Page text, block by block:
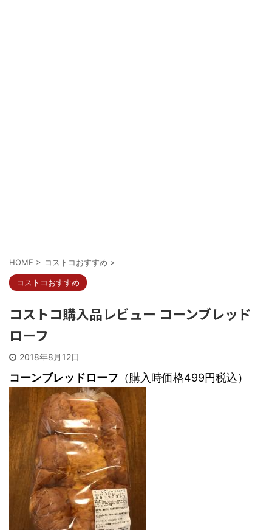
HOME > コストコおすすめ >
コストコおすすめ
コストコ購入品レビュー コーンブレッド
ローフ
2018年8月12日
コーンブレッドローフ （購入時価格499円税込）